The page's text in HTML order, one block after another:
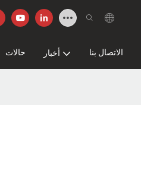
حالات أخبار الاتصال بنا